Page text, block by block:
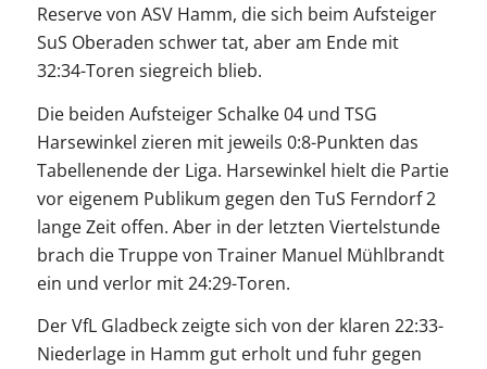
Reserve von ASV Hamm, die sich beim Aufsteiger
SuS Oberaden schwer tat, aber am Ende mit
32:34-Toren siegreich blieb.
Die beiden Aufsteiger Schalke 04 und TSG
Harsewinkel zieren mit jeweils 0:8-Punkten das
Tabellenende der Liga. Harsewinkel hielt die Partie
vor eigenem Publikum gegen den TuS Ferndorf 2
lange Zeit offen. Aber in der letzten Viertelstunde
brach die Truppe von Trainer Manuel Mühlbrandt
ein und verlor mit 24:29-Toren.
Der VfL Gladbeck zeigte sich von der klaren 22:33-
Niederlage in Hamm gut erholt und fuhr gegen